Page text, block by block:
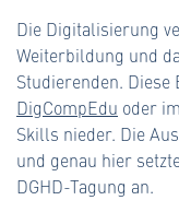
Die Digitalisierung
Weiterbildung und
Studierenden.
DigCompEdu oder
Skills nieder. Die
und genau hier
DGHD-Tagung an.